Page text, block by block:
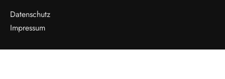
Datenschutz
Impressum